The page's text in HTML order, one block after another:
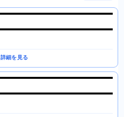
詳細を見る